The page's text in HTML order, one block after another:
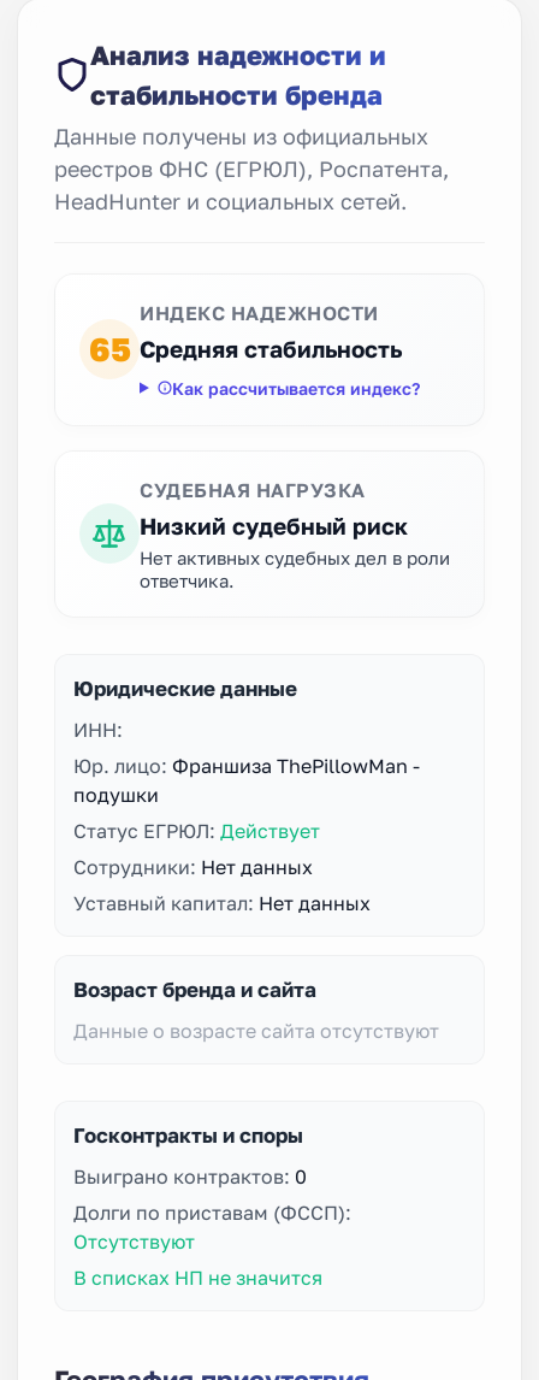
Анализ надежности и
стабильности бренда
Данные получены из официальных
реестров ФНС (ЕГРЮЛ), Роспатента,
HeadHunter и социальных сетей.
65
ИНДЕКС НАДЕЖНОСТИ
Средняя стабильность
Как рассчитывается индекс?
СУДЕБНАЯ НАГРУЗКА
Низкий судебный риск
Нет активных судебных дел в роли
ответчика.
Юридические данные
ИНН:
Юр. лицо: Франшиза ThePillowMan -
подушки
Статус ЕГРЮЛ: Действует
Сотрудники: Нет данных
Уставный капитал: Нет данных
Возраст бренда и сайта
Данные о возрасте сайта отсутствуют
Госконтракты и споры
Выиграно контрактов: 0
Долги по приставам (ФССП):
Отсутствуют
В списках НП не значится